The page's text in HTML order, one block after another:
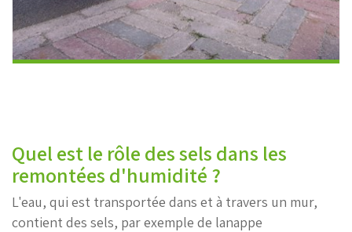
Quel est le rôle des sels dans les
remontées d'humidité ?
L'eau, qui est transportée dans et à travers un mur,
contient des sels, par exemple de lanappe